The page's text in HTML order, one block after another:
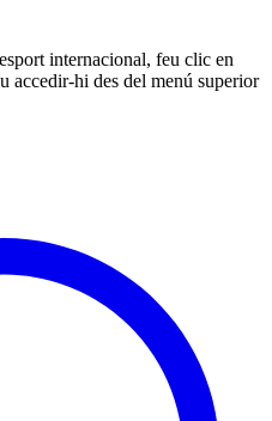
internacional, feu clic en
accedir-hi des del menú superior